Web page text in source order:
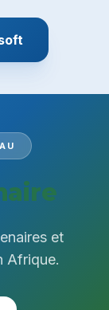
et
Afrique.